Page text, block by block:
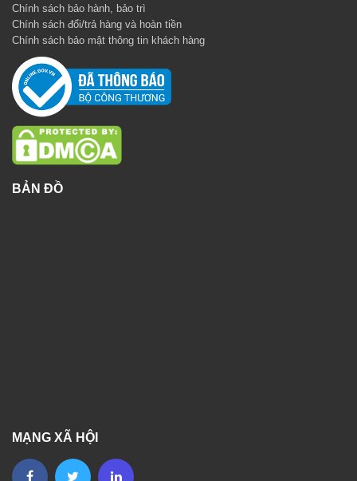
Chính sách bảo hành, bảo trì
Chính sách đổi/trả hàng và hoàn tiền
Chính sách bảo mật thông tin khách hàng
BẢN ĐỒ
MẠNG XÃ HỘI